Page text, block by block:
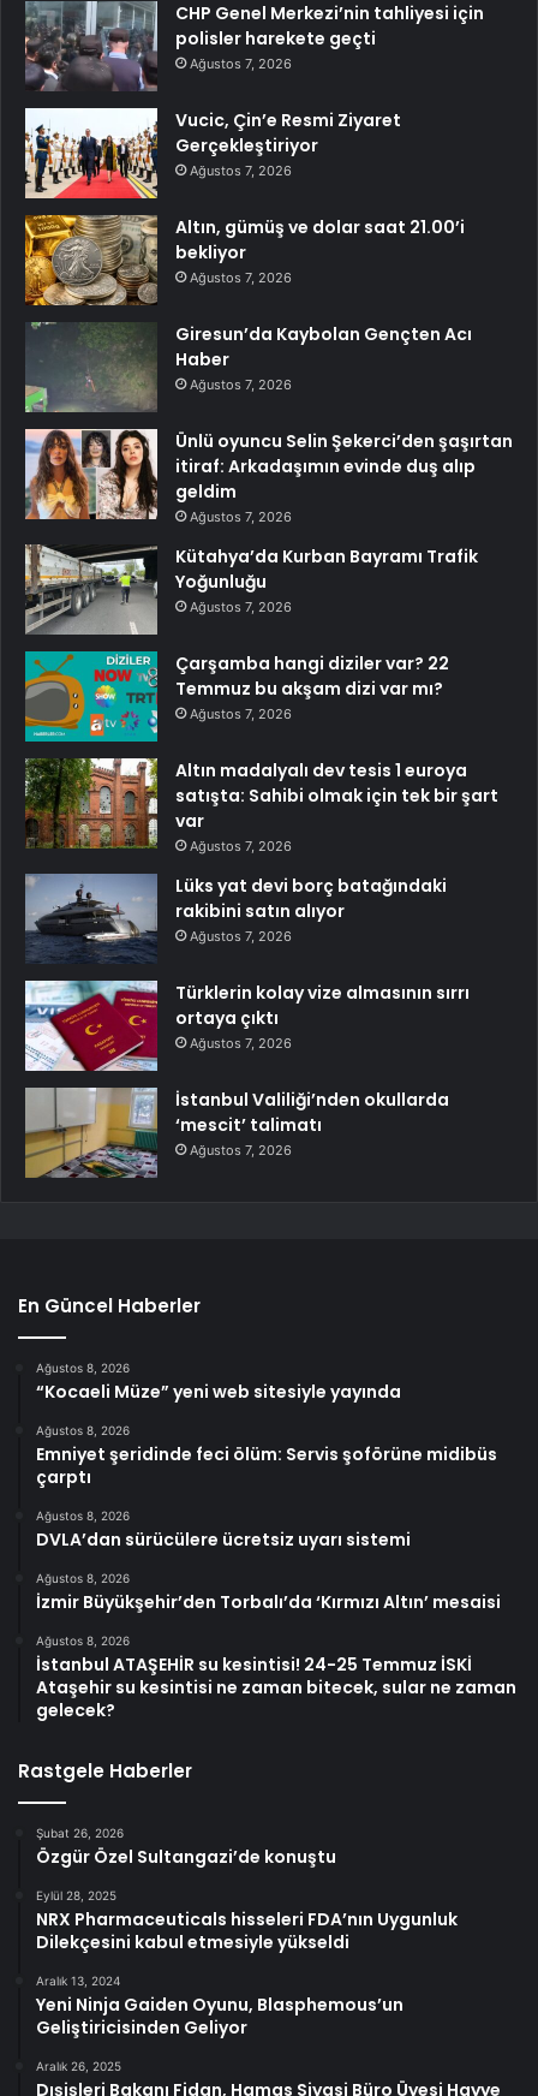
CHP Genel Merkezi’nin tahliyesi için
polisler harekete geçti
Ağustos 7, 2026
Vucic, Çin’e Resmi Ziyaret
Gerçekleştiriyor
Ağustos 7, 2026
Altın, gümüş ve dolar saat 21.00’i
bekliyor
Ağustos 7, 2026
Giresun’da Kaybolan Gençten Acı
Haber
Ağustos 7, 2026
Ünlü oyuncu Selin Şekerci’den şaşırtan
itiraf: Arkadaşımın evinde duş alıp
geldim
Ağustos 7, 2026
Kütahya’da Kurban Bayramı Trafik
Yoğunluğu
Ağustos 7, 2026
Çarşamba hangi diziler var? 22
Temmuz bu akşam dizi var mı?
Ağustos 7, 2026
Altın madalyalı dev tesis 1 euroya
satışta: Sahibi olmak için tek bir şart
var
Ağustos 7, 2026
Lüks yat devi borç batağındaki
rakibini satın alıyor
Ağustos 7, 2026
Türklerin kolay vize almasının sırrı
ortaya çıktı
Ağustos 7, 2026
İstanbul Valiliği’nden okullarda
‘mescit’ talimatı
Ağustos 7, 2026
En Güncel Haberler
Ağustos 8, 2026
“Kocaeli Müze” yeni web sitesiyle yayında
Ağustos 8, 2026
Emniyet şeridinde feci ölüm: Servis şoförüne midibüs
çarptı
Ağustos 8, 2026
DVLA’dan sürücülere ücretsiz uyarı sistemi
Ağustos 8, 2026
İzmir Büyükşehir’den Torbalı’da ‘Kırmızı Altın’ mesaisi
Ağustos 8, 2026
İstanbul ATAŞEHİR su kesintisi! 24-25 Temmuz İSKİ
Ataşehir su kesintisi ne zaman bitecek, sular ne zaman
gelecek?
Rastgele Haberler
Şubat 26, 2026
Özgür Özel Sultangazi’de konuştu
Eylül 28, 2025
NRX Pharmaceuticals hisseleri FDA’nın Uygunluk
Dilekçesini kabul etmesiyle yükseldi
Aralık 13, 2024
Yeni Ninja Gaiden Oyunu, Blasphemous’un
Geliştiricisinden Geliyor
Aralık 26, 2025
Dışişleri Bakanı Fidan, Hamas Siyasi Büro Üyesi Hayye